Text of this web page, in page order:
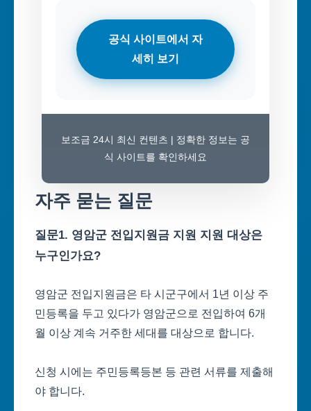
공식 사이트에서 자
세히 보기
보조금 24시 최신 컨텐츠 | 정확한 정보는 공
식 사이트를 확인하세요
자주 묻는 질문
질문1. 영암군 전입지원금 지원 지원 대상은
누구인가요?
영암군 전입지원금은 타 시군구에서 1년 이상 주
민등록을 두고 있다가 영암군으로 전입하여 6개
월 이상 계속 거주한 세대를 대상으로 합니다.
신청 시에는 주민등록등본 등 관련 서류를 제출해
야 합니다.